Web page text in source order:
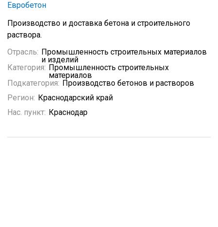
Евробетон
Производство и доставка бетона и строительного
раствора.
Отрасль: Промышленность строительных материалов
и изделий
Категория: Промышленность строительных
материалов
Подкатегория: Производство бетонов и растворов
Регион: Краснодарский край
Нас. пункт: Краснодар